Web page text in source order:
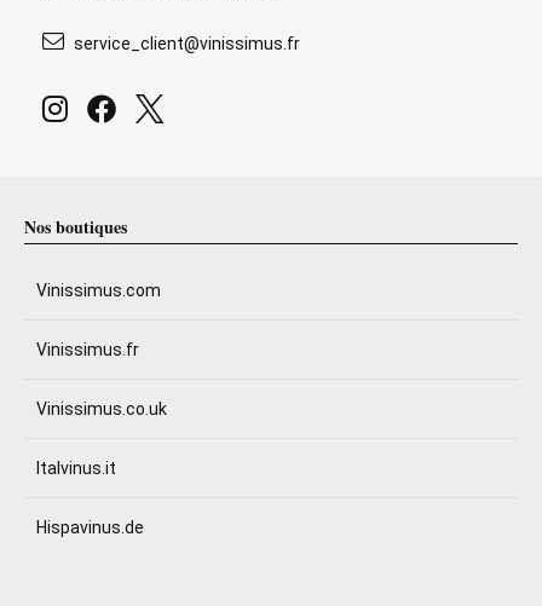
service_client@vinissimus.fr
Nos boutiques
Vinissimus.com
Vinissimus.fr
Vinissimus.co.uk
Italvinus.it
Hispavinus.de